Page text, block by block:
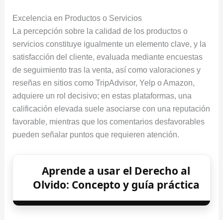
Excelencia en Productos o Servicios
La percepción sobre la calidad de los productos o
servicios constituye igualmente un elemento clave, y la
satisfacción del cliente, evaluada mediante encuestas
de seguimiento tras la venta, así como valoraciones y
reseñas en sitios como TripAdvisor, Yelp o Amazon,
adquiere un rol decisivo; en estas plataformas, una
calificación elevada suele asociarse con una reputación
favorable, mientras que los comentarios desfavorables
pueden señalar puntos que requieren atención.
Aprende a usar el Derecho al
Olvido: Concepto y guía práctica